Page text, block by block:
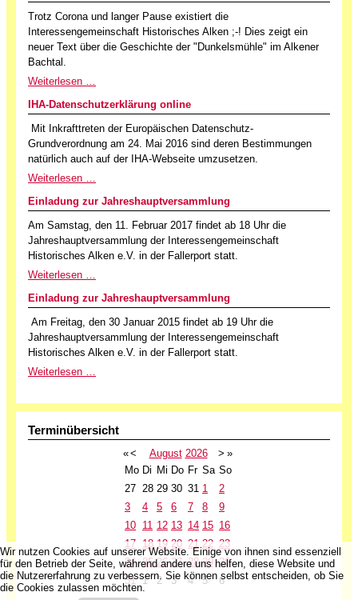
Trotz Corona und langer Pause existiert die
Interessengemeinschaft Historisches Alken ;-! Dies zeigt ein
neuer Text über die Geschichte der "Dunkelsmühle" im Alkener
Bachtal.
Weiterlesen …
IHA-Datenschutzerklärung online
Mit Inkrafttreten der Europäischen Datenschutz-
Grundverordnung am 24. Mai 2016 sind deren Bestimmungen
natürlich auch auf der IHA-Webseite umzusetzen.
Weiterlesen …
Einladung zur Jahreshauptversammlung
Am Samstag, den 11. Februar 2017 findet ab 18 Uhr die
Jahreshauptversammlung der Interessengemeinschaft
Historisches Alken e.V. in der Fallerport statt.
Weiterlesen …
Einladung zur Jahreshauptversammlung
Am Freitag, den 30 Januar 2015 findet ab 19 Uhr die
Jahreshauptversammlung der Interessengemeinschaft
Historisches Alken e.V. in der Fallerport statt.
Weiterlesen …
Terminübersicht
«< August 2026 > »
Mo Di Mi Do Fr Sa So
27 28 29 30 31 1
2
3
4 5 6 7 8
9
10 11 12 13 14 15 16
17 18 19 20 21 22 23
24 25 26 27 28 29 30
31 1 2 3 4 5 6
Wir nutzen Cookies auf unserer Website. Einige von ihnen sind essenziell
für den Betrieb der Seite, während andere uns helfen, diese Website und
die Nutzererfahrung zu verbessern. Sie können selbst entscheiden, ob Sie
die Cookies zulassen möchten.